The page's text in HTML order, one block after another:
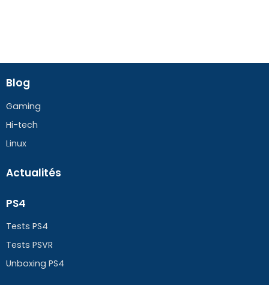
Blog
Gaming
Hi-tech
Linux
Actualités
PS4
Tests PS4
Tests PSVR
Unboxing PS4